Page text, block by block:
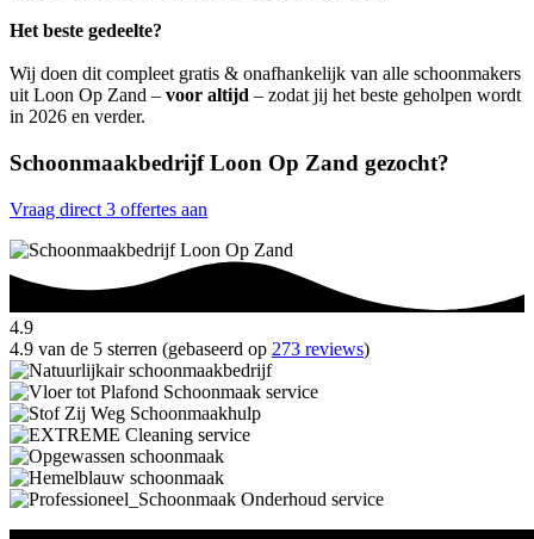
Het beste gedeelte?
Wij doen dit compleet gratis & onafhankelijk van alle schoonmakers
uit Loon Op Zand – voor altijd – zodat jij het beste geholpen wordt
in 2026 en verder.
Schoonmaakbedrijf Loon Op Zand gezocht?
Vraag direct 3 offertes aan
4.9
4.9 van de 5 sterren (gebaseerd op 273 reviews)